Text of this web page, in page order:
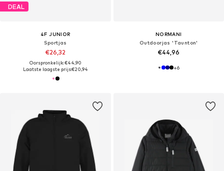
DEAL
4F JUNIOR
Sportjas
€26,32
Oorspronkelijk: €44,90
Laatste laagste prijs:€20,94
NORMANI
Outdoorjas 'Taunton'
€44,96
+6